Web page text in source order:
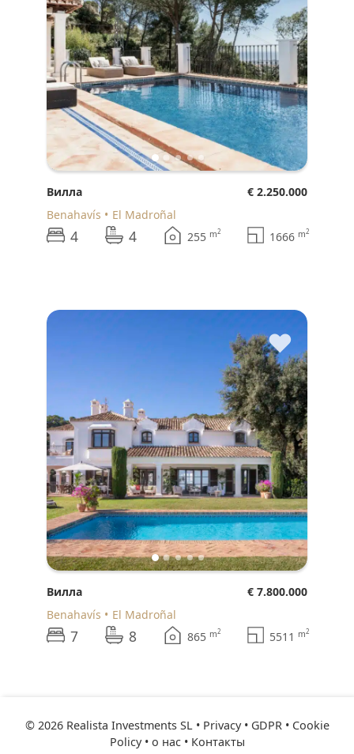
Вилла
€ 2.250.000
Benahavís
El Madroñal
4 4 255 m2 1666 m2
♥
Вилла
€ 7.800.000
Benahavís
El Madroñal
7 8 865 m2 5511 m2
© 2026 Realista Investments SL • Privacy • GDPR• Cookie
Policy• о нас• Контакты